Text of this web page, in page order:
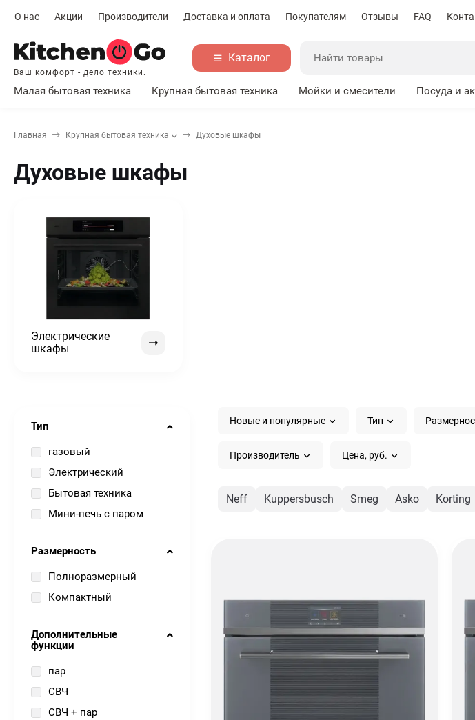
О нас Акции Производители Доставка и оплата Покупателям Отзывы FAQ
Ваш комфорт - дело техники.
Каталог
Малая бытовая техника Крупная бытовая техника Мойки и смесители Посуда и
Главная Крупная бытовая техника Духовые шкафы
Духовые шкафы
Электрические
шкафы
Новые и популярные Тип
Производитель Цена, руб.
Neff Kuppersbusch Smeg Asko Korting
Тип
газовый
Электрический
Бытовая техника
Мини-печь с паром
Размерность
Полноразмерный
Компактный
Дополнительные
функции
пар
СВЧ
СВЧ + пар